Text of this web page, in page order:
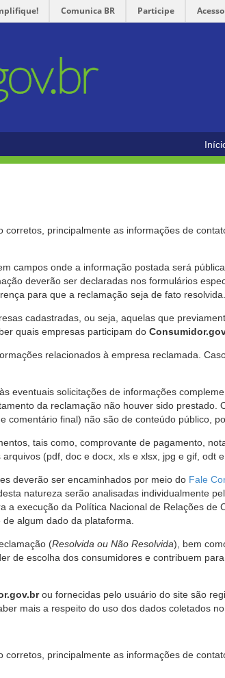
Comunica BR Participe
principalmente as informações de
campos onde a informação postada será
deverão ser declaradas nos formulários
para que a reclamação seja de fato resolvida.
cadastradas, ou seja, aquelas que
quais empresas participam do
relacionados à empresa reclamada.
eventuais solicitações de informações
da reclamação não houver sido prestado.
final) não são de conteúdo público,
tais como, comprovante de pagamento,
(pdf, doc e docx, xls e xlsx, jpg e gif, odt
deverão ser encaminhados por meio do Fale
natureza serão analisadas individualmente
execução da Política Nacional de Relações de
algum dado da plataforma.
(Resolvida ou Não Resolvida), bem
de escolha dos consumidores e contribuem
ou fornecidas pelo usuário do site são
mais a respeito do uso dos dados coletados
principalmente as informações de